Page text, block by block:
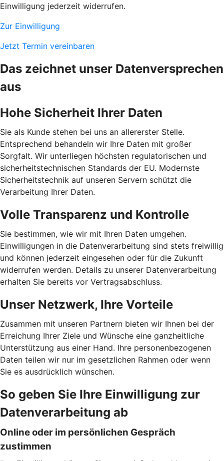
Einwilligung jederzeit widerrufen.
Zur Einwilligung
Jetzt Termin vereinbaren
Das zeichnet unser Datenversprechen
aus
Hohe Sicherheit Ihrer Daten
Sie als Kunde stehen bei uns an allererster Stelle.
Entsprechend behandeln wir Ihre Daten mit großer
Sorgfalt. Wir unterliegen höchsten regulatorischen und
sicherheitstechnischen Standards der EU. Modernste
Sicherheitstechnik auf unseren Servern schützt die
Verarbeitung Ihrer Daten.
Volle Transparenz und Kontrolle
Sie bestimmen, wie wir mit Ihren Daten umgehen.
Einwilligungen in die Datenverarbeitung sind stets freiwillig
und können jederzeit eingesehen oder für die Zukunft
widerrufen werden. Details zu unserer Datenverarbeitung
erhalten Sie bereits vor Vertragsabschluss.
Unser Netzwerk, Ihre Vorteile
Zusammen mit unseren Partnern bieten wir Ihnen bei der
Erreichung Ihrer Ziele und Wünsche eine ganzheitliche
Unterstützung aus einer Hand. Ihre personenbezogenen
Daten teilen wir nur im gesetzlichen Rahmen oder wenn
Sie es ausdrücklich wünschen.
So geben Sie Ihre Einwilligung zur
Datenverarbeitung ab
Online oder im persönlichen Gespräch
zustimmen